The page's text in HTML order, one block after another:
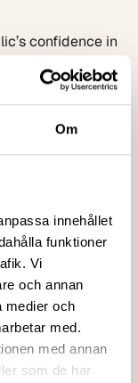
Om
innehållet
funktioner
Vi
och annan
medier och
med.
med annan
som de har
confidence in
in researchers
express
26 are
years,
place of
between 11
the 24th survey
Public &